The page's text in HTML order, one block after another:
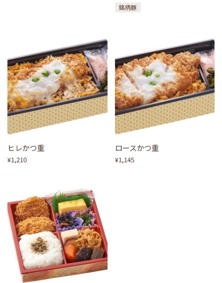
銘柄豚
ヒレかつ重
¥1,210
ロースかつ重
¥1,145